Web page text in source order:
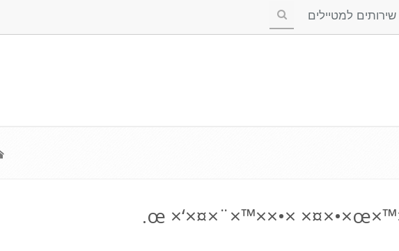
שירותים למטיילים